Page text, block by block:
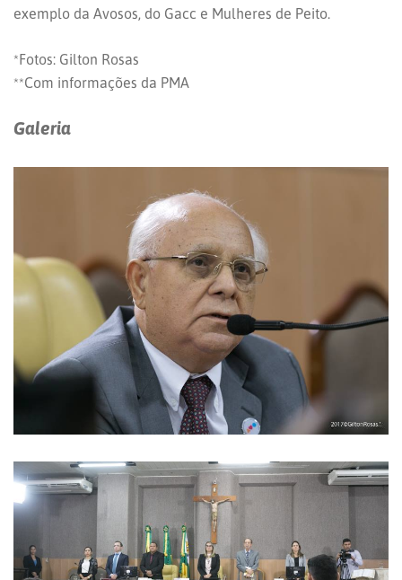
exemplo da Avosos, do Gacc e Mulheres de Peito.
*Fotos: Gilton Rosas
**Com informações da PMA
Galeria